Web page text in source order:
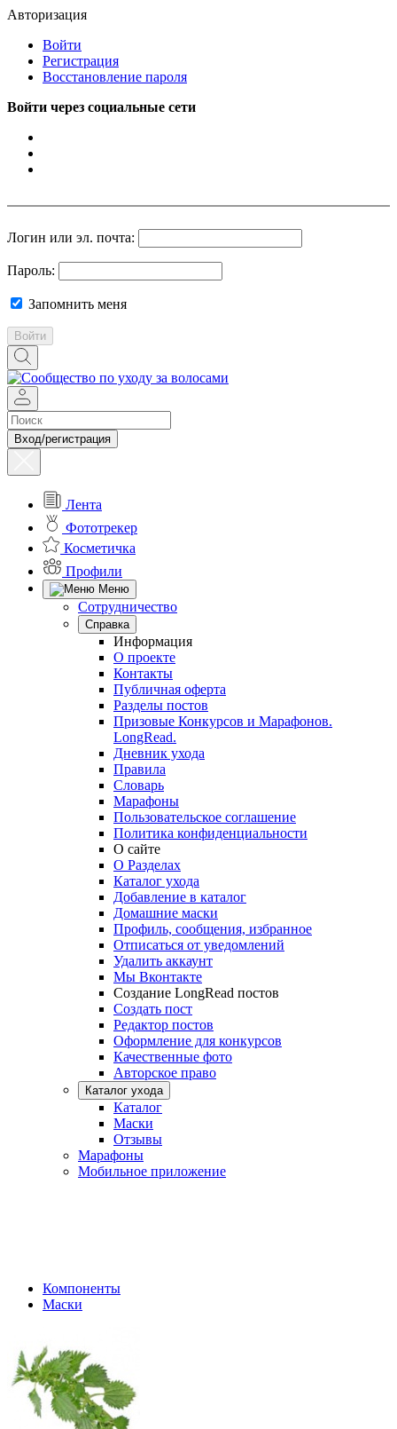
Авторизация
Войти
Регистрация
Восстановление пароля
Войти через социальные сети
Логин или эл. почта:
Пароль:
Запомнить меня
Войти
Вход/регистрация
Лента
Фототрекер
Косметичка
Профили
Меню
Сотрудничество
Справка
Информация
О проекте
Контакты
Публичная оферта
Разделы постов
Призовые Конкурсов и Марафонов.
LongRead.
Дневник ухода
Правила
Словарь
Марафоны
Пользовательское соглашение
Политика конфиденциальности
О сайте
О Разделах
Каталог ухода
Добавление в каталог
Домашние маски
Профиль, сообщения, избранное
Отписаться от уведомлений
Удалить аккаунт
Мы Вконтакте
Создание LongRead постов
Создать пост
Редактор постов
Оформление для конкурсов
Качественные фото
Авторское право
Каталог ухода
Каталог
Маски
Отзывы
Марафоны
Мобильное приложение
Компоненты
Маски